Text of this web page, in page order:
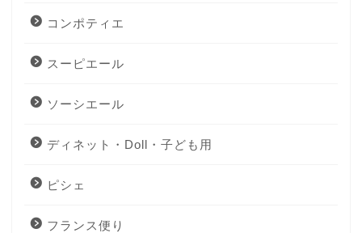
コンポティエ
スーピエール
ソーシエール
ディネット・Doll・子ども用
ピシェ
フランス便り